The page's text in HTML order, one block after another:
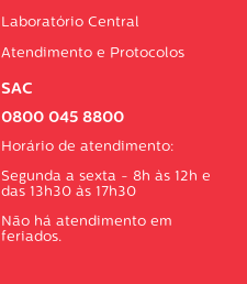
Laboratório Central
Atendimento e Protocolos
SAC
0800 045 8800
Horário de atendimento:
Segunda a sexta - 8h às 12h e
das 13h30 às 17h30
Não há atendimento em
feriados.